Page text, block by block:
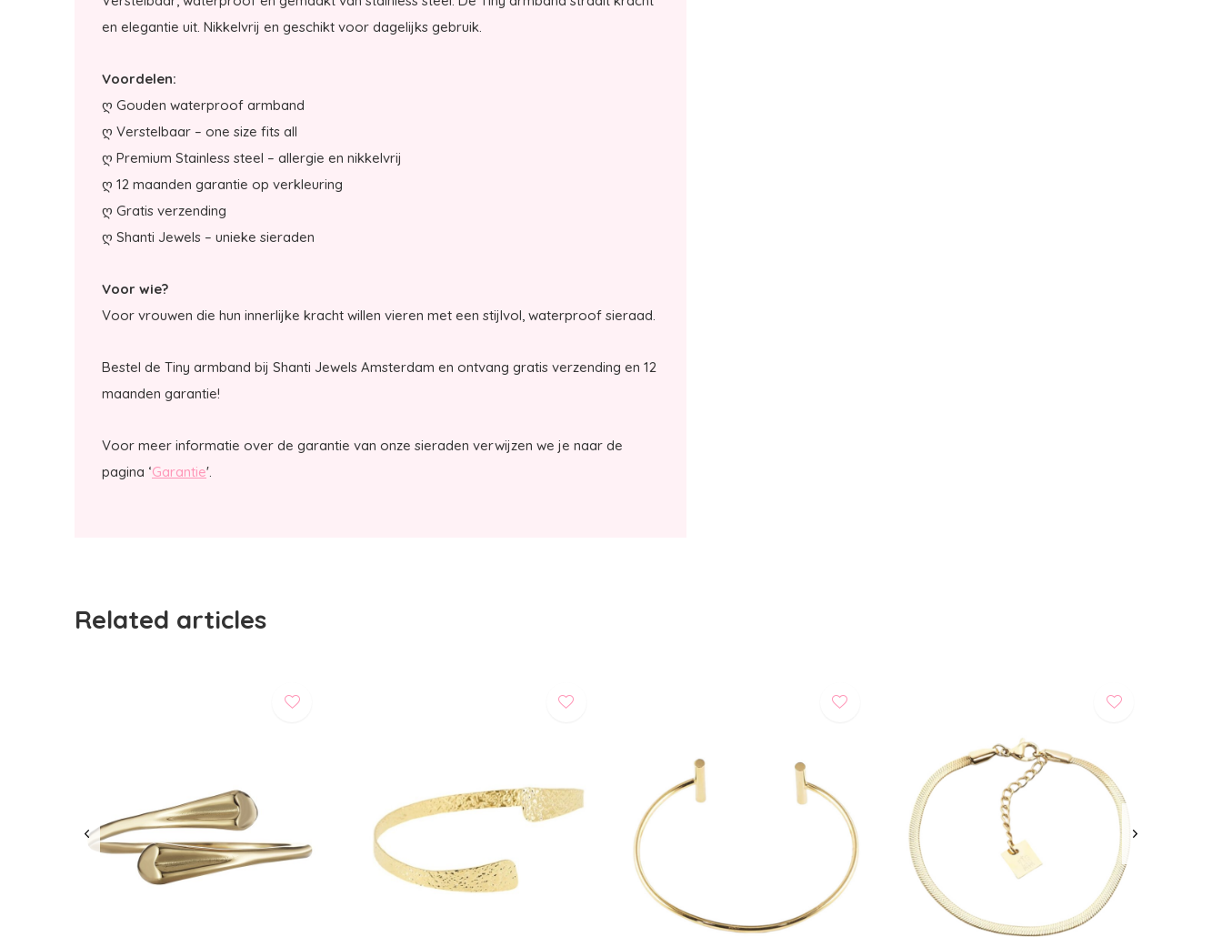
en elegantie uit. Nikkelvrij en geschikt voor dagelijks gebruik.
Voordelen:
ღ Gouden waterproof armband
ღ Verstelbaar – one size fits all
ღ Premium Stainless steel – allergie en nikkelvrij
ღ 12 maanden garantie op verkleuring
ღ Gratis verzending
ღ Shanti Jewels – unieke sieraden
Voor wie?
Voor vrouwen die hun innerlijke kracht willen vieren met een stijlvol, waterproof sieraad.
Bestel de Tiny armband bij Shanti Jewels Amsterdam en ontvang gratis verzending en 12
maanden garantie!
Voor meer informatie over de garantie van onze sieraden verwijzen we je naar de
pagina ‘Garantie'.
Related articles